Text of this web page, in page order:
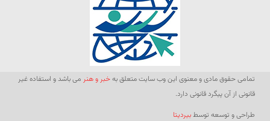
تمامی حقوق مادی و معنوی این وب سایت متعلق بهخبر و هنر می باشد و استفاده غیر
قانونی از آن پیگرد قانونی دارد.
طراحی و توسعه توسطبیردیتا